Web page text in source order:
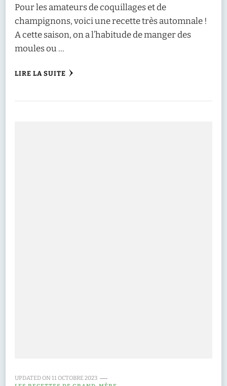
Pour les amateurs de coquillages et de
champignons, voici une recette très automnale !
A cette saison, on a l’habitude de manger des
moules ou …
LIRE LA SUITE
UPDATED ON11 OCTOBRE 2023